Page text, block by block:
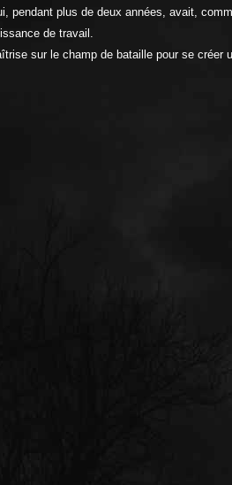
pendant plus de deux années, avait,
de travail.
sur le champ de bataille pour se créer